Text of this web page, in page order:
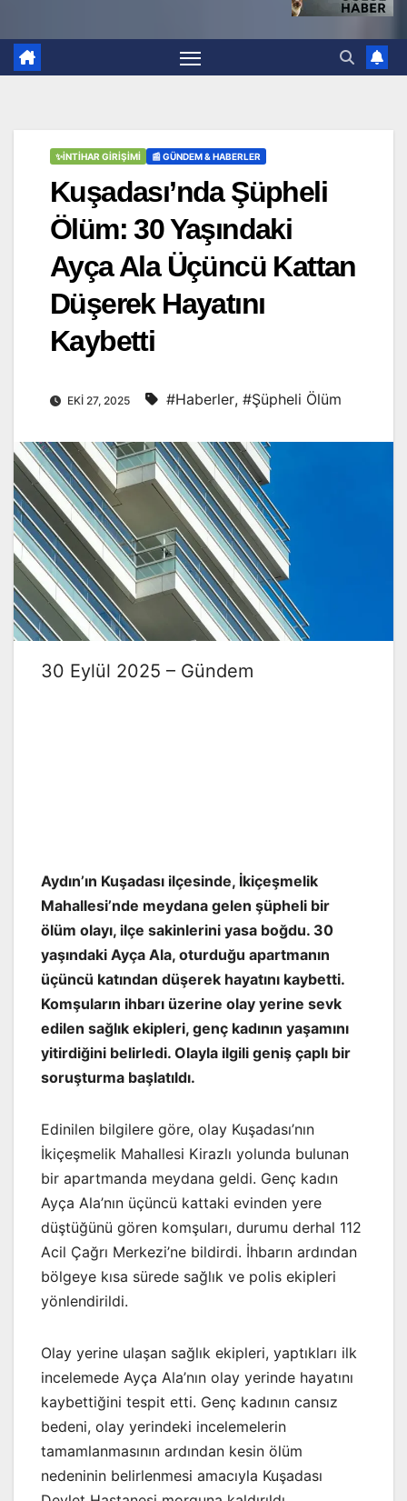
✨İNTIHAR GIRIŞIMI 📰 GÜNDEM & HABERLER
Kuşadası’nda Şüpheli
Ölüm: 30 Yaşındaki
Ayça Ala Üçüncü Kattan
Düşerek Hayatını
Kaybetti
EKI 27, 2025 #Haberler, #Şüpheli Ölüm
30 Eylül 2025 – Gündem
Aydın’ın Kuşadası ilçesinde, İkiçeşmelik
Mahallesi’nde meydana gelen şüpheli bir
ölüm olayı, ilçe sakinlerini yasa boğdu. 30
yaşındaki Ayça Ala, oturduğu apartmanın
üçüncü katından düşerek hayatını kaybetti.
Komşuların ihbarı üzerine olay yerine sevk
edilen sağlık ekipleri, genç kadının yaşamını
yitirdiğini belirledi. Olayla ilgili geniş çaplı bir
soruşturma başlatıldı.
Edinilen bilgilere göre, olay Kuşadası’nın
İkiçeşmelik Mahallesi Kirazlı yolunda bulunan
bir apartmanda meydana geldi. Genç kadın
Ayça Ala’nın üçüncü kattaki evinden yere
düştüğünü gören komşuları, durumu derhal 112
Acil Çağrı Merkezi’ne bildirdi. İhbarın ardından
bölgeye kısa sürede sağlık ve polis ekipleri
yönlendirildi.
Olay yerine ulaşan sağlık ekipleri, yaptıkları ilk
incelemede Ayça Ala’nın olay yerinde hayatını
kaybettiğini tespit etti. Genç kadının cansız
bedeni, olay yerindeki incelemelerin
tamamlanmasının ardından kesin ölüm
nedeninin belirlenmesi amacıyla Kuşadası